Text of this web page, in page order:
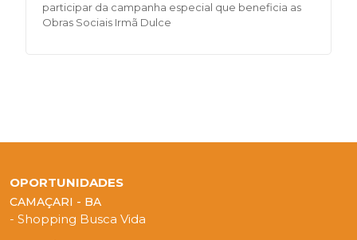
participar da campanha especial que beneficia as
Obras Sociais Irmã Dulce
OPORTUNIDADES
CAMAÇARI - BA
- Shopping Busca Vida